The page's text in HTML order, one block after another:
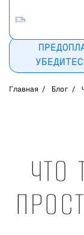
Главная / Блог /
ЧТО